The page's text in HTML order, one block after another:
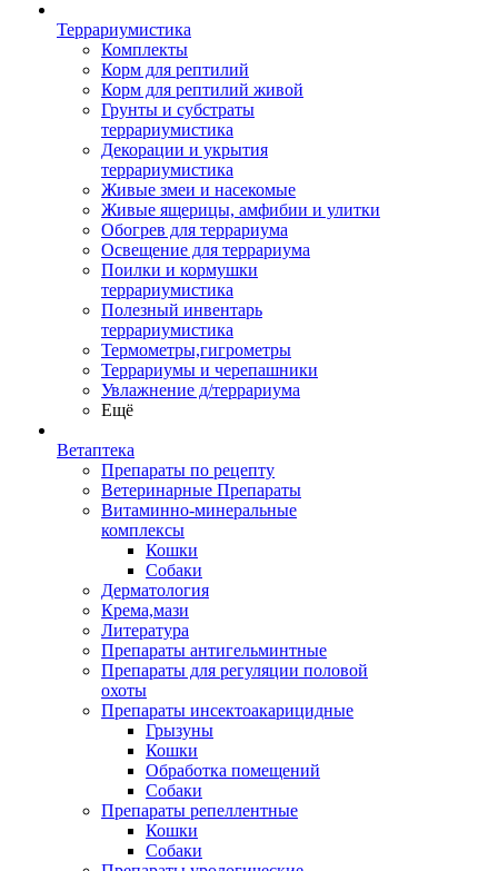
Террариумистика
Комплекты
Корм для рептилий
Корм для рептилий живой
Грунты и субстраты
террариумистика
Декорации и укрытия
террариумистика
Живые змеи и насекомые
Живые ящерицы, амфибии и улитки
Обогрев для террариума
Освещение для террариума
Поилки и кормушки
террариумистика
Полезный инвентарь
террариумистика
Термометры,гигрометры
Террариумы и черепашники
Увлажнение д/террариума
Ещё
Ветаптека
Препараты по рецепту
Ветеринарные Препараты
Витаминно-минеральные
комплексы
Кошки
Собаки
Дерматология
Крема,мази
Литература
Препараты антигельминтные
Препараты для регуляции половой
охоты
Препараты инсектоакарицидные
Грызуны
Кошки
Обработка помещений
Собаки
Препараты репеллентные
Кошки
Собаки